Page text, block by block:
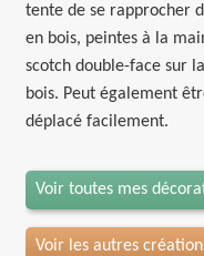
tente de se rapprocher
en bois, peintes à la
scotch double-face sur
bois. Peut également
déplacé facilement.
Voir toutes mes
Voir les autres